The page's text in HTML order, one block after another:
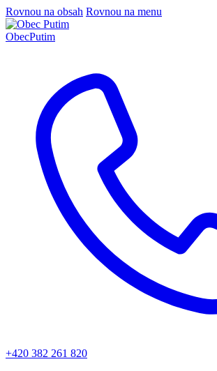
Rovnou na obsah Rovnou na menu
ObecPutim
+420 382 261 820